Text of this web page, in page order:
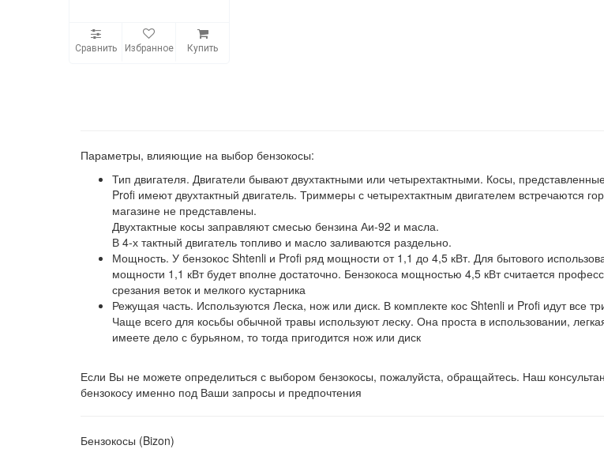
Сравнить Избранное Купить
Параметры, влияющие на выбор бензокосы:
Тип двигателя. Двигатели бывают двухтактными или четырехтактными. Косы,
Profi имеют двухтактный двигатель. Триммеры с четырехтактным двигателем встречаются
магазине не представлены.
Двухтактные косы заправляют смесью бензина Аи-92 и масла.
В 4-х тактный двигатель топливо и масло заливаются раздельно.
Мощность. У бензокос Shtenli и Profi ряд мощности от 1,1 до 4,5 кВт. Для бытового
мощности 1,1 кВт будет вполне достаточно. Бензокоса мощностью 4,5 кВт считается
срезания веток и мелкого кустарника
Режущая часть. Используются Леска, нож или диск. В комплекте кос Shtenli и Profi идут все
Чаще всего для косьбы обычной травы используют леску. Она проста в использовании,
имеете дело с бурьяном, то тогда пригодится нож или диск
Если Вы не можете определиться с выбором бензокосы, пожалуйста, обращайтесь. Наш
бензокосу именно под Ваши запросы и предпочтения
Бензокосы (Bizon)